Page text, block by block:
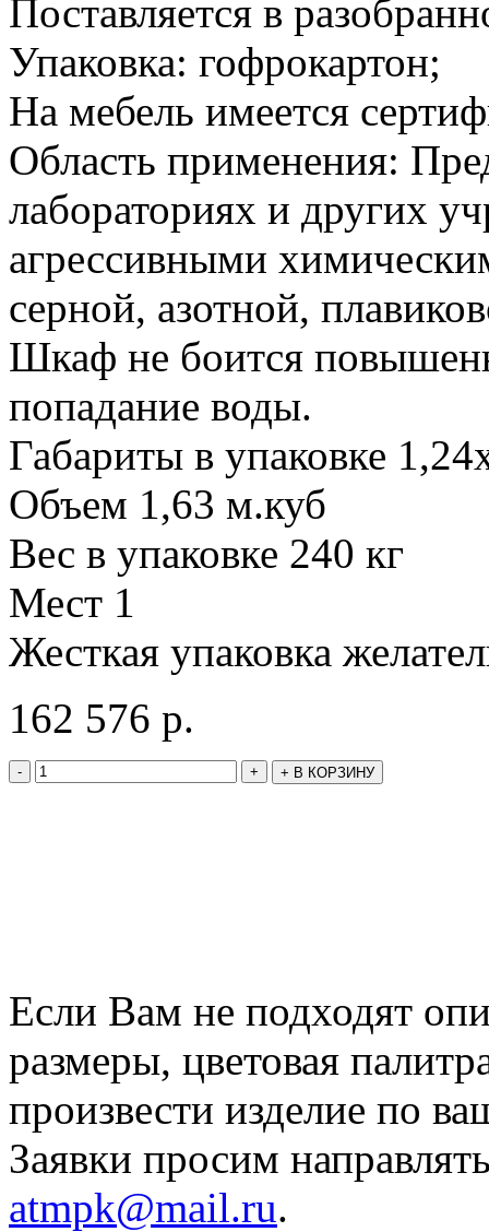
Поставляется в
Упаковка: гофрокартон;
На мебель имеется
Область применения:
лабораториях и других
агрессивными
серной, азотной,
Шкаф не боится
попадание воды.
Габариты в упаковке
Объем 1,63 м.куб
Вес в упаковке 240 кг
Мест 1
Жесткая упаковка
162 576 р.
- + + В КОРЗИНУ
Если Вам не подходят
размеры, цветовая
произвести изделие по
Заявки просим
atmpk@mail.ru.